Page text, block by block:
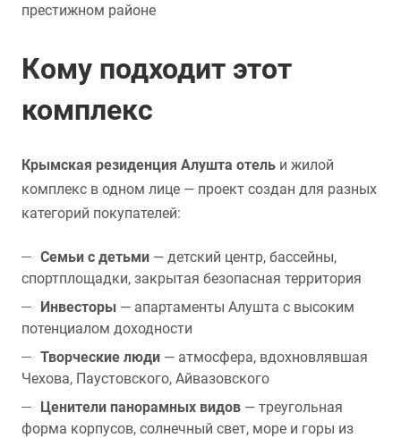
престижном районе
Кому подходит этот
комплекс
Крымская резиденция Алушта отель и жилой
комплекс в одном лице — проект создан для разных
категорий покупателей:
Семьи с детьми — детский центр, бассейны,
спортплощадки, закрытая безопасная территория
Инвесторы — апартаменты Алушта с высоким
потенциалом доходности
Творческие люди — атмосфера, вдохновлявшая
Чехова, Паустовского, Айвазовского
Ценители панорамных видов — треугольная
форма корпусов, солнечный свет, море и горы из